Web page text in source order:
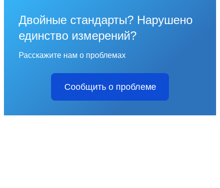
Двойные стандарты? Нарушено
единство измерений?
Расскажите нам о проблемах
Сообщить о проблеме